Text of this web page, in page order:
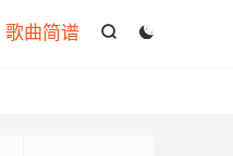


歌曲简谱